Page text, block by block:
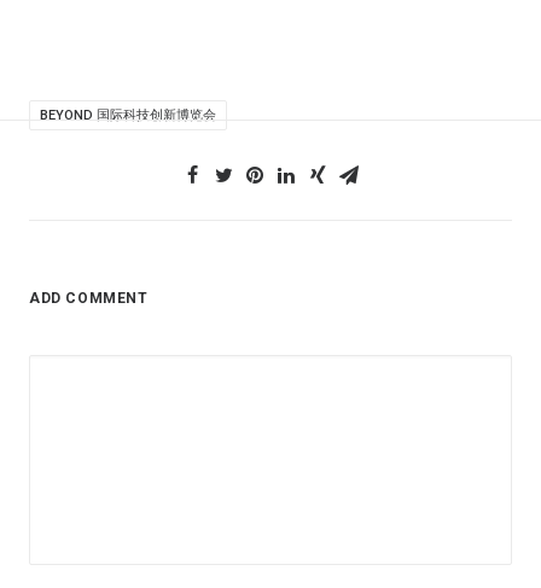
BEYOND 国际科技创新博览会
ADD COMMENT